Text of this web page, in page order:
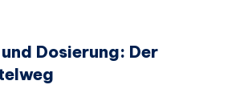
Dosierung: Der